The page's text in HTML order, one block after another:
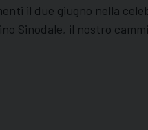
il due giugno nella
Sinodale, il nostro